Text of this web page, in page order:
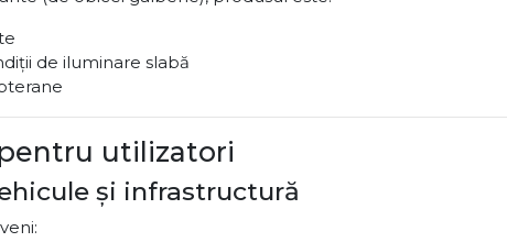
de iluminare slabă
utilizatori
și infrastructură